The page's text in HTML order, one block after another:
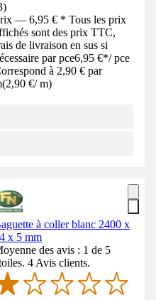
)
— 6,95 € * Tous les prix
sont des prix TTC,
de livraison en sus si
par pce6,95 €*/ pce
à 2,90 € par
(2,90 €/ m)
à coller blanc 2400 x
x 5 mm
des avis : 1 de 5
4 Avis clients.